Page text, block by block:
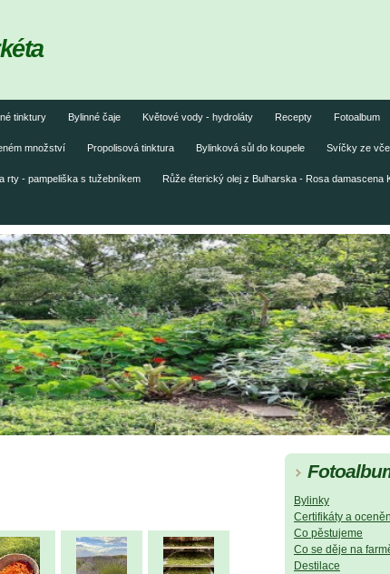
tinktury Bylinné čaje Květové vody - hydroláty Recepty Fotoalbum
množství Propolisová tinktura Bylinková sůl do koupele Svíčky ze
rty - pampeliška s tužebníkem Růže éterický olej z Bulharska - Rosa damascena
Bylinky
Certifikáty a
Co pěstujeme
Co se děje na
Destilace